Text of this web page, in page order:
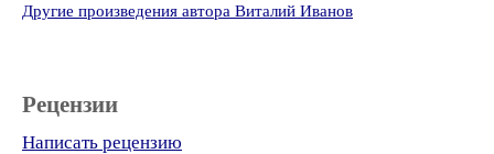
Другие произведения автора Виталий Иванов
Рецензии
Написать рецензию